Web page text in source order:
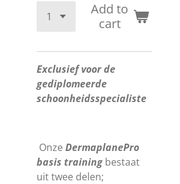
Add to
cart
Exclusief voor de
gediplomeerde
schoonheidsspecialiste
Onze DermaplanePro
basis training bestaat
uit twee delen;